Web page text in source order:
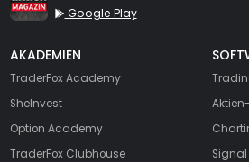
Google Play
AKADEMIEN
TraderFox Academy
SheInvest
Option Academy
TraderFox Clubhouse
Signal